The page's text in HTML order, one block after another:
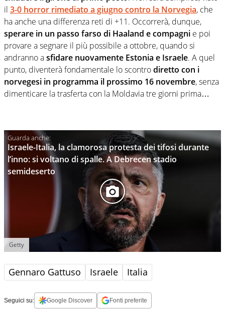
il 3-0 horror rimediato a giugno contro la Norvegia, che
ha anche una differenza reti di +11. Occorrerà, dunque,
sperare in un passo farso di Haaland e compagni e poi
provare a segnare il più possibile a ottobre, quando si
andranno asfidare nuovamente Estonia e Israele. A quel
punto, diventerà fondamentale lo scontrodiretto con i
norvegesi in programma il prossimo 16 novembre, senza
dimenticare la trasferta con la Moldavia tre giorni prima…
Israele-Italia, la clamorosa protesta dei tifosi durante
l’inno: si voltano di spalle. A Debrecen stadio
semideserto
Getty
Gennaro Gattuso Israele Italia
Seguici su: Google Discover Fonti preferite